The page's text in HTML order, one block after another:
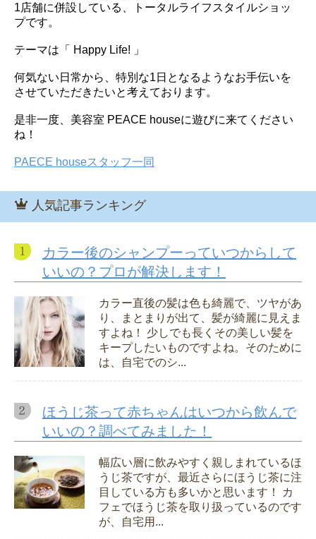
1店舗に併設している、トータルライフスタイルショッ
プです。
テーマは「 Happy Life! 」
何気ない日常から、特別な1日となるようなお手伝いを
させていただきたいと考えております。
是非一度、美容室 PEACE houseに遊びに来てください
ね！
PAECE houseスタッフ一同
人気記事ランキング
カラー後のシャンプーっていつからして
いいの？プロが解決します！
カラー直後の髪は色も綺麗で、ツヤがあ
り、まとまりが出て、髪が綺麗に見えま
すよね！ 少しでも長くその美しい髪を
キープしたいものですよね。そのために
は、自宅でのシ...
ほうじ茶って赤ちゃんはいつから飲んで
いいの？調べてみました！
幅広い層に飲みやすく親しまれているほ
うじ茶ですが、最近さらにほうじ茶に注
目している方も多いかと思います！ カ
フェでほうじ茶を取り扱っているのです
が、自宅用...